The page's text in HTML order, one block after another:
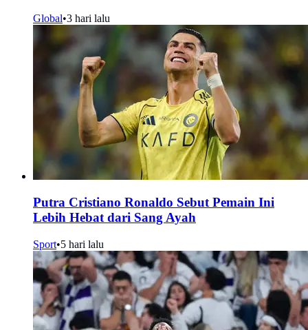
Global•3 hari lalu
Putra Cristiano Ronaldo Sebut Pemain Ini
Lebih Hebat dari Sang Ayah
Sport•5 hari lalu